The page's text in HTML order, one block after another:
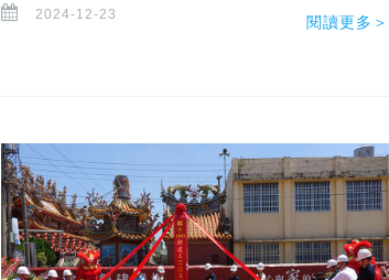
2024-12-23 閱讀更多＞